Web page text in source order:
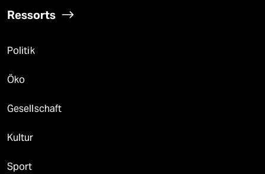
Ressorts
Politik
Öko
Gesellschaft
Kultur
Sport